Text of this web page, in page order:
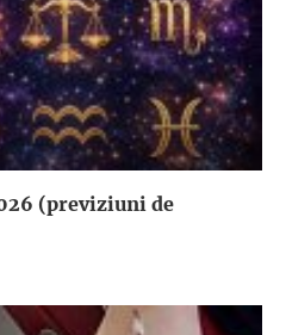
(previziuni de